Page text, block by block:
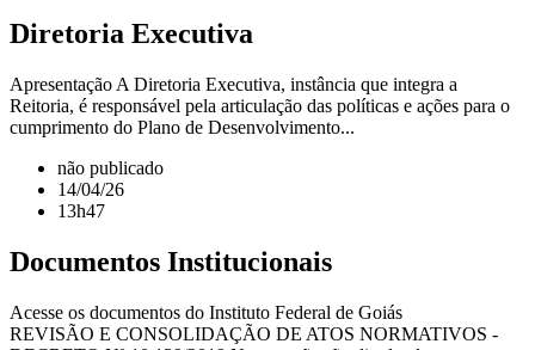
Diretoria Executiva
Apresentação A Diretoria Executiva, instância que integra a
Reitoria, é responsável pela articulação das políticas e ações para o
cumprimento do Plano de Desenvolvimento...
não publicado
14/04/26
13h47
Documentos Institucionais
Acesse os documentos do Instituto Federal de Goiás
REVISÃO E CONSOLIDAÇÃO DE ATOS NORMATIVOS -